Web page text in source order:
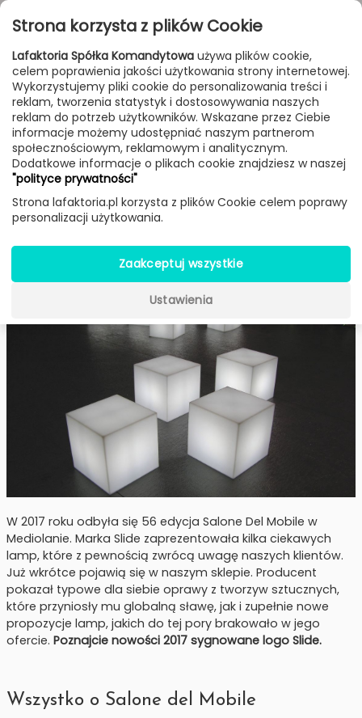
Przejdź do treści
Blog Post
SALONE DEL MOBILE 2017- 13
NOWOŚCI OD MARKI SLIDE
24
Jun. 2017
Share This
W 2017 roku odbyła się 56 edycja Salone Del Mobile w
Mediolanie. Marka Slide zaprezentowała kilka ciekawych
lamp, które z pewnością zwrócą uwagę naszych klientów.
Już wkrótce pojawią się w naszym sklepie. Producent
pokazał typowe dla siebie oprawy z tworzyw sztucznych,
które przyniosły mu globalną sławę, jak i zupełnie nowe
propozycje lamp, jakich do tej pory brakowało w jego
ofercie. Poznajcie nowości 2017 sygnowane logo Slide.
Wszystko o Salone del Mobile
Strona korzysta z plików Cookie
Lafaktoria Spółka Komandytowa używa plików cookie,
celem poprawienia jakości użytkowania strony internetowej.
Wykorzystujemy pliki cookie do personalizowania treści i
reklam, tworzenia statystyk i dostosowywania naszych
reklam do potrzeb użytkowników. Wskazane przez Ciebie
informacje możemy udostępniać naszym partnerom
społecznościowym, reklamowym i analitycznym.
Dodatkowe informacje o plikach cookie znajdziesz w naszej
"polityce prywatności"
Strona lafaktoria.pl korzysta z plików Cookie celem poprawy
personalizacji użytkowania.
Zaakceptuj wszystkie
Ustawienia